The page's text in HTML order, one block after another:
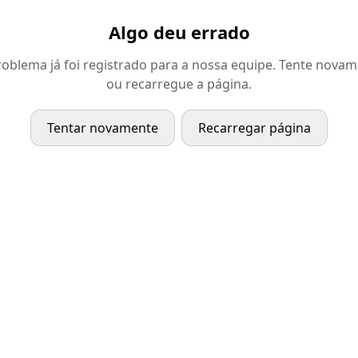
Algo deu errado
já foi registrado para a nossa equipe. Tente
ou recarregue a página.
Tentar novamente Recarregar página